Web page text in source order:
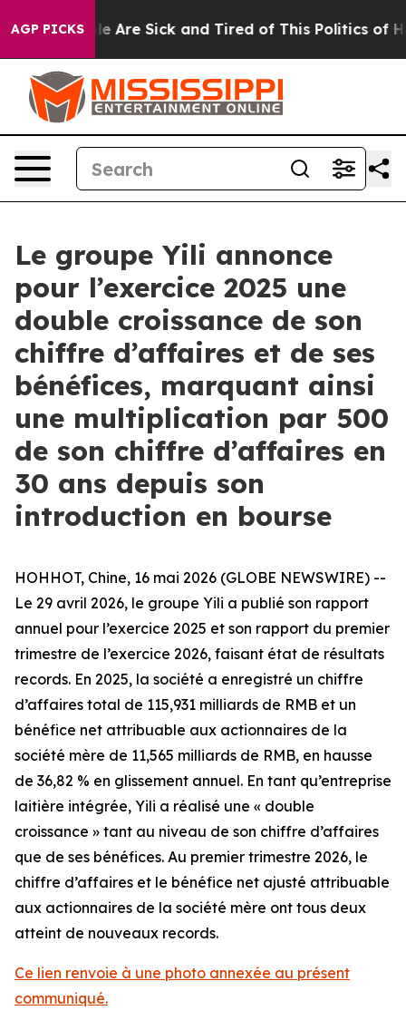
AGP PICKS
“People Are Sick and Tired of This Politics of
Le groupe Yili annonce
pour l’exercice 2025 une
double croissance de son
chiffre d’affaires et de ses
bénéfices, marquant ainsi
une multiplication par 500
de son chiffre d’affaires en
30 ans depuis son
introduction en bourse
HOHHOT, Chine, 16 mai 2026 (GLOBE NEWSWIRE) --
Le 29 avril 2026, le groupe Yili a publié son rapport
annuel pour l’exercice 2025 et son rapport du premier
trimestre de l’exercice 2026, faisant état de résultats
records. En 2025, la société a enregistré un chiffre
d’affaires total de 115,931 milliards de RMB et un
bénéfice net attribuable aux actionnaires de la
société mère de 11,565 milliards de RMB, en hausse
de 36,82 % en glissement annuel. En tant qu’entreprise
laitière intégrée, Yili a réalisé une « double
croissance » tant au niveau de son chiffre d’affaires
que de ses bénéfices. Au premier trimestre 2026, le
chiffre d’affaires et le bénéfice net ajusté attribuable
aux actionnaires de la société mère ont tous deux
atteint de nouveaux records.
Ce lien renvoie à une photo annexée au présent
communiqué.